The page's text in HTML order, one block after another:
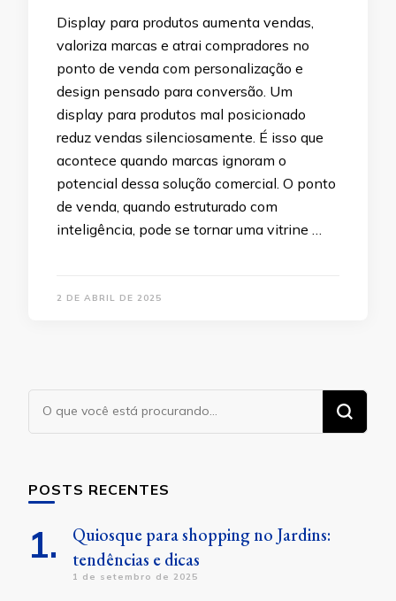
Display para produtos aumenta vendas,
valoriza marcas e atrai compradores no
ponto de venda com personalização e
design pensado para conversão. Um
display para produtos mal posicionado
reduz vendas silenciosamente. É isso que
acontece quando marcas ignoram o
potencial dessa solução comercial. O ponto
de venda, quando estruturado com
inteligência, pode se tornar uma vitrine …
2 DE ABRIL DE 2025
Procurando
algo?
POSTS RECENTES
Quiosque para shopping no Jardins:
tendências e dicas
1 de setembro de 2025